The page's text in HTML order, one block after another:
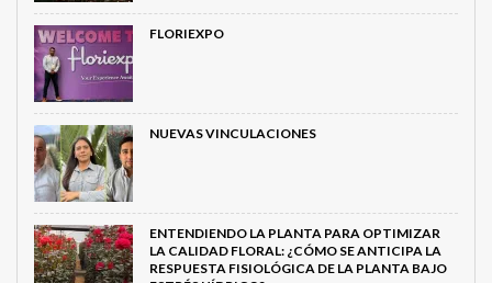
FLORIEXPO
NUEVAS VINCULACIONES
ENTENDIENDO LA PLANTA PARA OPTIMIZAR
LA CALIDAD FLORAL: ¿CÓMO SE ANTICIPA LA
RESPUESTA FISIOLÓGICA DE LA PLANTA BAJO